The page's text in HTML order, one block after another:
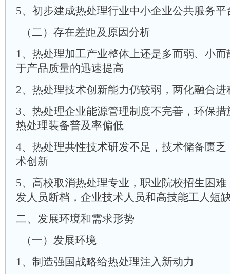
5、初步建成热处理行业中小企业公共服务平
（二）存在差距及原因分析
1、热处理加工产业整体上还是多而弱、小
于产品质量的迅速提高
2、热处理技术创新能力仍较弱，两化融合进
3、热处理企业能源管理制度不完善，环保
热处理装备普及率偏低
4、热处理共性技术研发不足，技术储备匮
术创新
5、高校取消热处理专业，职业院校招生困
发人员断档，企业技术人员和高技能工人短
二、发展环境和需求形势
（一）发展环境
1、制造强国战略给热处理注入新动力